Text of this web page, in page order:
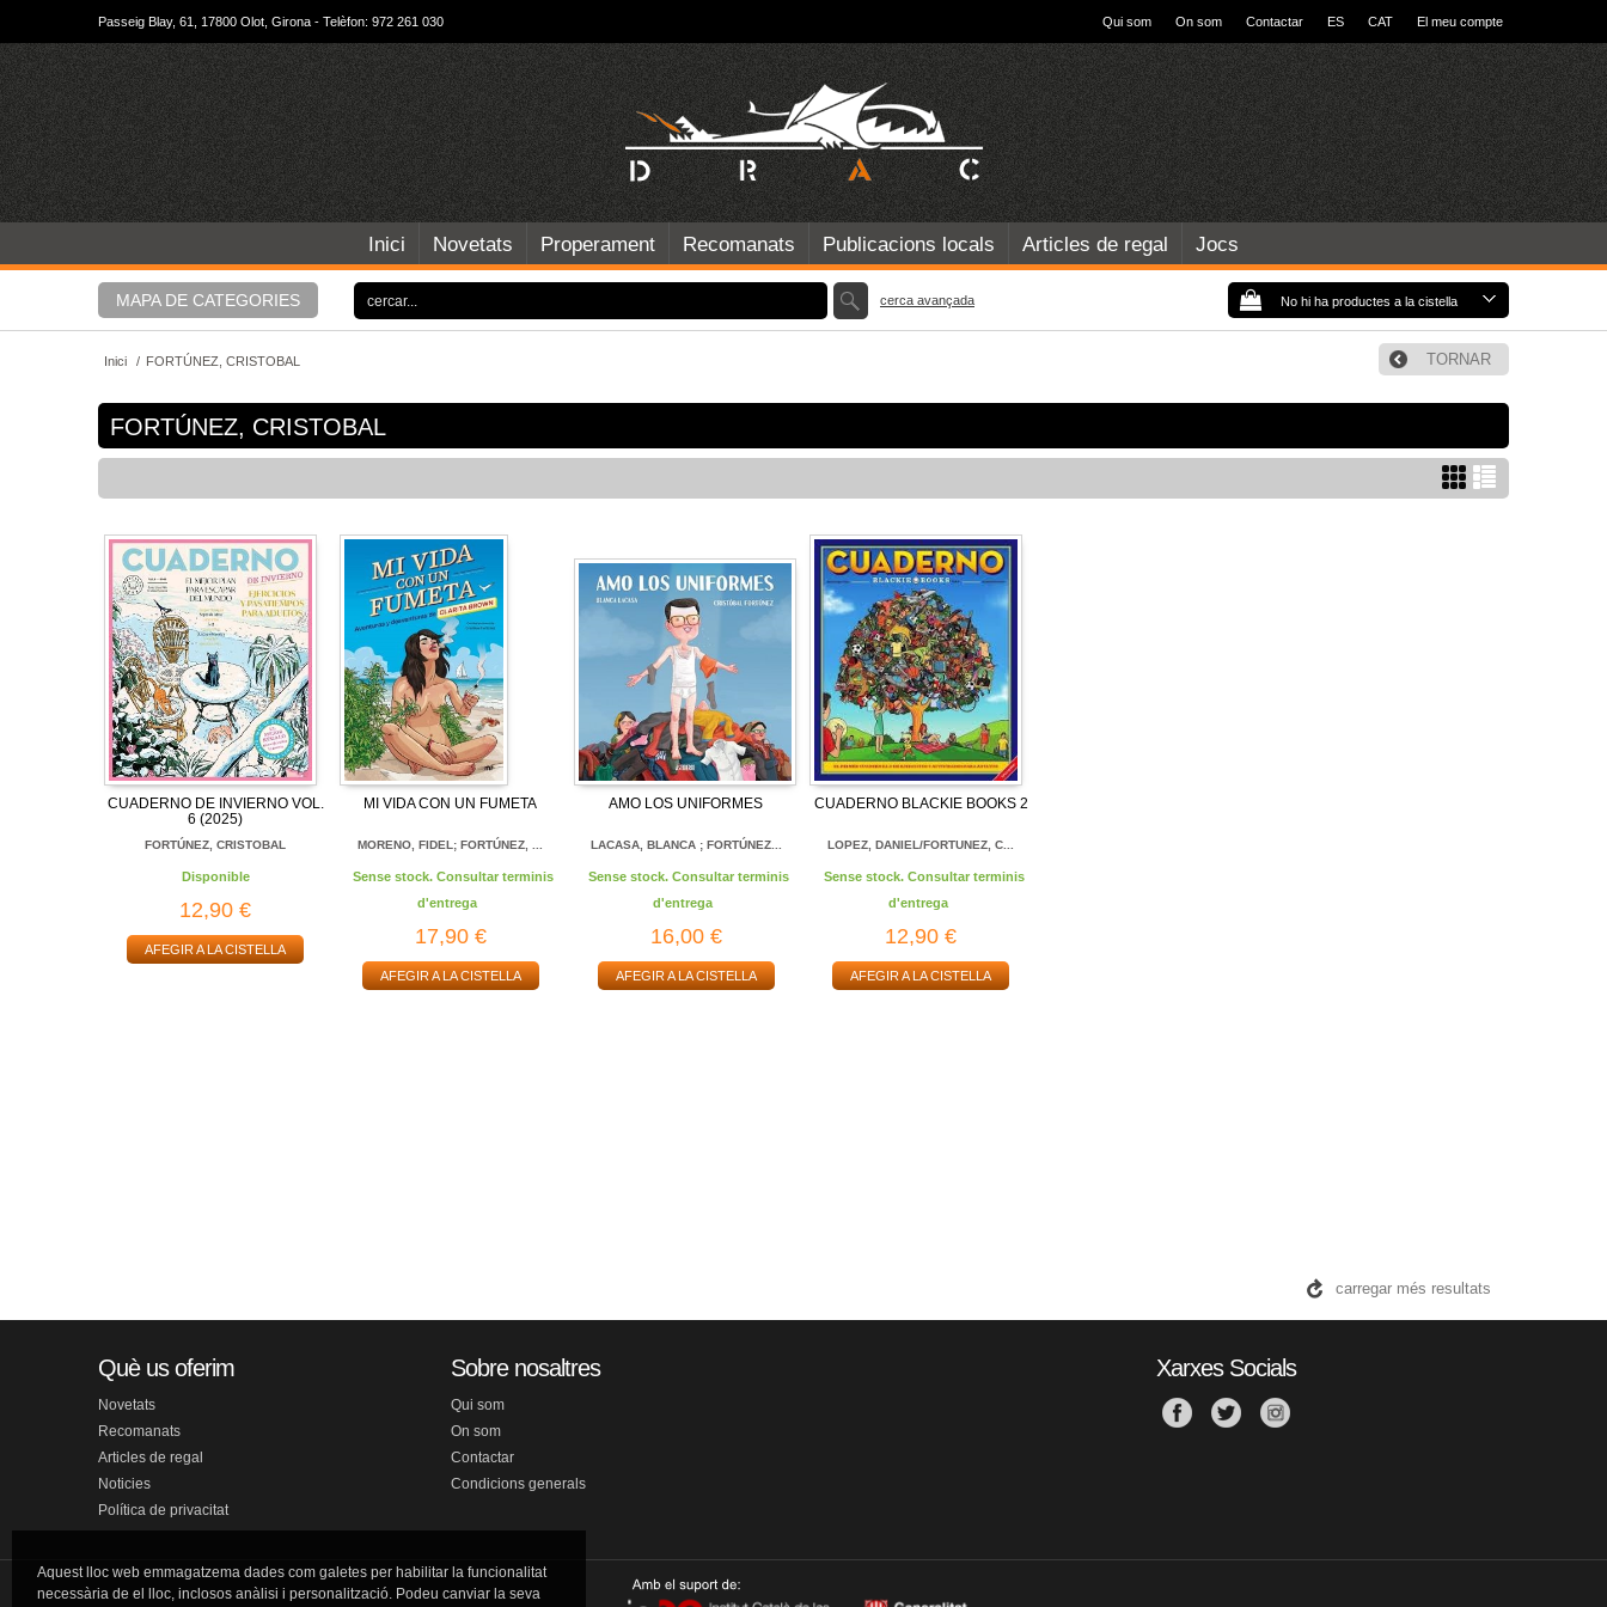
Passeig Blay, 61, 17800 Olot, Girona - Telèfon: 972 261 030 Qui som On som Contactar ES CAT El meu compte
Inici Novetats Properament Recomanats Publicacions locals Articles de regal Jocs
MAPA DE CATEGORIES No hi ha productes a la cistella
cerca avançada
Inici / FORTÚNEZ, CRISTOBAL TORNAR
FORTÚNEZ, CRISTOBAL
CUADERNO DE INVIERNO VOL.
6 (2025)
FORTÚNEZ, CRISTOBAL
Disponible
12,90 €
AFEGIR A LA CISTELLA
MI VIDA CON UN FUMETA
MORENO, FIDEL; FORTÚNEZ, ...
Sense stock. Consultar terminis
d'entrega
17,90 €
AFEGIR A LA CISTELLA
AMO LOS UNIFORMES
LACASA, BLANCA ; FORTÚNEZ...
Sense stock. Consultar terminis
d'entrega
16,00 €
AFEGIR A LA CISTELLA
CUADERNO BLACKIE BOOKS 2
LOPEZ, DANIEL/FORTUNEZ, C...
Sense stock. Consultar terminis
d'entrega
12,90 €
AFEGIR A LA CISTELLA
carregar més resultats
Què us oferim
Novetats
Recomanats
Articles de regal
Noticies
Política de privacitat
Sobre nosaltres
Qui som
On som
Contactar
Condicions generals
Xarxes Socials
Aquest lloc web emmagatzema dades com galetes per habilitar la funcionalitat
necessària de el lloc, inclosos anàlisi i personalització. Podeu canviar la seva